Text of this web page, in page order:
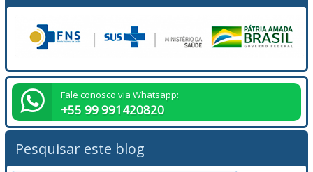
Fale conosco via Whatsapp:
+55 99 991420820
Pesquisar este blog